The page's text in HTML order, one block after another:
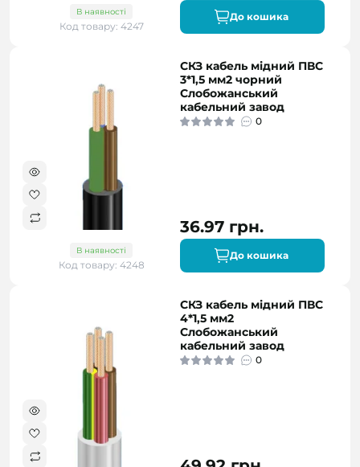
В наявності
Код товару: 4247
До кошика
В наявності
Код товару: 4248
СКЗ кабель мідний ПВС
3*1,5 мм2 чорний
Слобожанський
кабельний завод
0
36.97 грн.
До кошика
СКЗ кабель мідний ПВС
4*1,5 мм2
Слобожанський
кабельний завод
0